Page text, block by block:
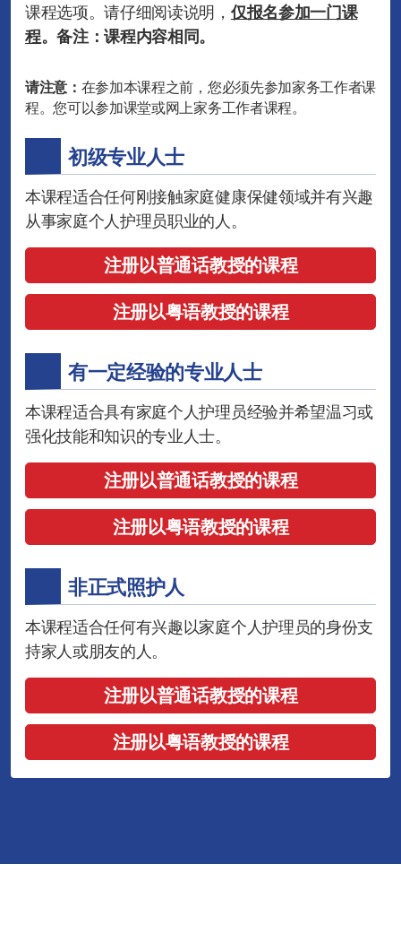
课程选项。请仔细阅读说明， 仅报名参加一门课
程。备注：课程内容相同。
请注意： 在参加本课程之前，您必须先参加家务工作者课
程。您可以参加课堂或网上家务工作者课程。
初级专业人士
本课程适合任何刚接触家庭健康保健领域并有兴趣
从事家庭个人护理员职业的人。
注册以普通话教授的课程
注册以粤语教授的课程
有一定经验的专业人士
本课程适合具有家庭个人护理员经验并希望温习或
强化技能和知识的专业人士。
注册以普通话教授的课程
注册以粤语教授的课程
非正式照护人
本课程适合任何有兴趣以家庭个人护理员的身份支
持家人或朋友的人。
注册以普通话教授的课程
注册以粤语教授的课程